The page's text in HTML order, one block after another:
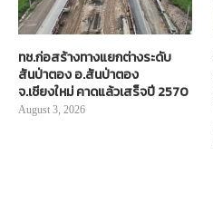
ทช.ก่อสร้างทางแยกต่างระดับ
สันป่าตอง อ.สันป่าตอง
จ.เชียงใหม่ คาดแล้วเสร็จปี 2570
August 3, 2026